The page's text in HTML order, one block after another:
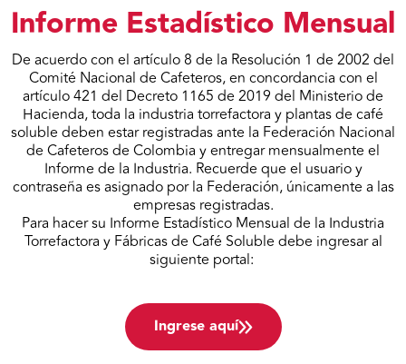
Informe Estadístico Mensual
De acuerdo con el artículo 8 de la Resolución 1 de 2002 del
Comité Nacional de Cafeteros, en concordancia con el
artículo 421 del Decreto 1165 de 2019 del Ministerio de
Hacienda, toda la industria torrefactora y plantas de café
soluble deben estar registradas ante la Federación Nacional
de Cafeteros de Colombia y entregar mensualmente el
Informe de la Industria. Recuerde que el usuario y
contraseña es asignado por la Federación, únicamente a las
empresas registradas.
Para hacer su Informe Estadístico Mensual de la Industria
Torrefactora y Fábricas de Café Soluble debe ingresar al
siguiente portal:
Ingrese aquí